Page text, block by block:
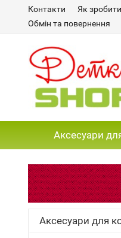
Контакти Як
Обмін та повернення
Аксесуари
Аксесуари для